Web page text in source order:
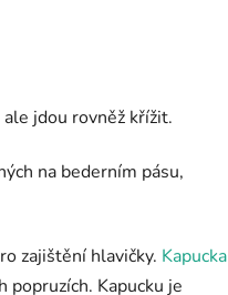
jdou rovněž křížit.
na bederním pásu,
zajištění hlavičky. Kapucka
popruzích. Kapucku je